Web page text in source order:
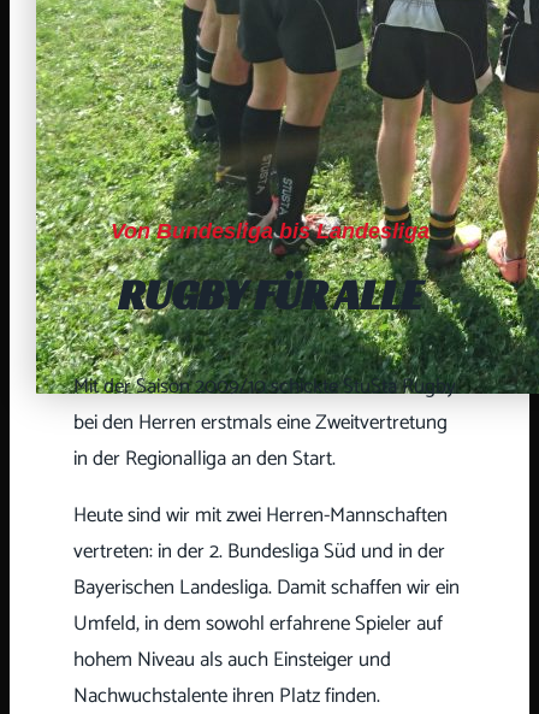
Von Bundesliga bis Landesliga
RUGBY FÜR ALLE
Mit der Saison 2009/10 schickte StuSta Rugby
bei den Herren erstmals eine Zweitvertretung
in der Regionalliga an den Start.
Heute sind wir mit zwei Herren-Mannschaften
vertreten: in der 2. Bundesliga Süd und in der
Bayerischen Landesliga. Damit schaffen wir ein
Umfeld, in dem sowohl erfahrene Spieler auf
hohem Niveau als auch Einsteiger und
Nachwuchstalente ihren Platz finden.